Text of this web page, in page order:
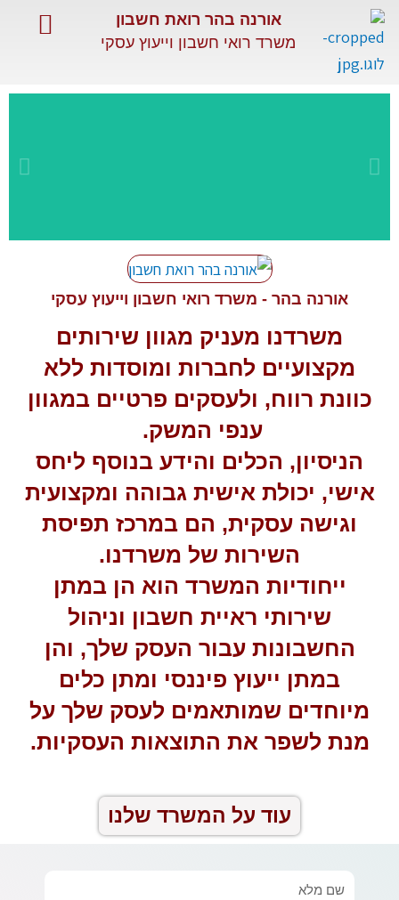
דילוג
לתוכן
אורנה בהר רואת חשבון
משרד רואי חשבון וייעוץ עסקי
שירות
מקצועי
ומתקדם
אורנה בהר - משרד רואי חשבון וייעוץ עסקי
משרדנו מעניק מגוון שירותים
מקצועיים לחברות ומוסדות ללא
כוונת רווח, ולעסקים פרטיים במגוון
ענפי המשק.
הניסיון, הכלים והידע בנוסף ליחס
אישי, יכולת אישית גבוהה ומקצועית
וגישה עסקית, הם במרכז תפיסת
השירות של משרדנו.
ייחודיות המשרד הוא הן במתן
שירותי ראיית חשבון וניהול
החשבונות עבור העסק שלך, והן
במתן ייעוץ פיננסי ומתן כלים
מיוחדים שמותאמים לעסק שלך על
מנת לשפר את התוצאות העסקיות.
עוד על המשרד שלנו
שם